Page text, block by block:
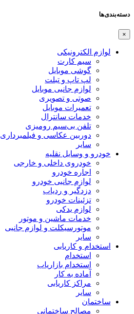
دسته‌بندی‌ها
×
لوازم الکترونیکی
سیم کارت
گوشی موبایل
لپ تاپ و تبلت
لوازم جانبی موبایل
صوتی و تصویری
تعمیرات موبایل
خدمات سانترال
تلفن بی‌سیم رومیزی
دوربین عکاسی و فیلمبرداری
سایر
خودرو و وسایل نقلیه
خودروی داخلی و خارجی
اجاره خودرو
لوازم جانبی خودرو
دزدگیر و ردیاب
تزئینات خودرو
لوازم یدکی
خدمات ماشین و موتور
موتورسیکلت و لوازم جانبی
سایر
استخدام و کاریابی
استخدام
استخدام بازاریاب
آماده به کار
مراکز کاریابی
سایر
ساختمان
مصالح ساختمانی